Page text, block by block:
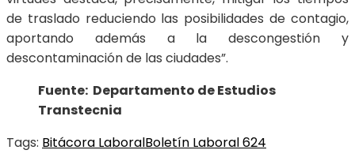
de traslado reduciendo las posibilidades de contagio,
aportando además a la descongestión y
descontaminación de las ciudades”.
Fuente: Departamento de Estudios
Transtecnia
Tags: Bitácora LaboralBoletín Laboral 624